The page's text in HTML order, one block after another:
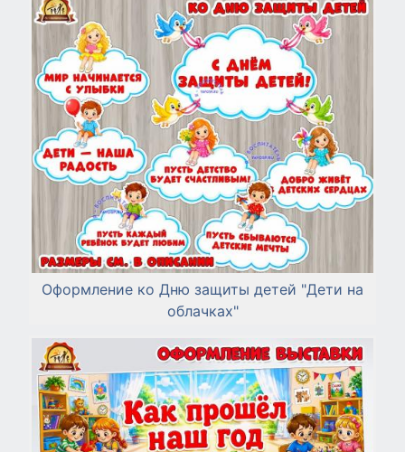
Оформление ко Дню защиты детей "Дети на
облачках"